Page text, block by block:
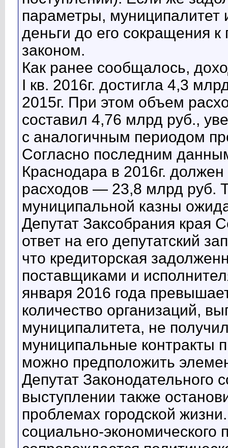
параметры, муниципалитет
деньги до его сокращения
законом.
Как ранее сообщалось,
I кв. 2016г. достигла 4,3
2015г. При этом объем
составил 4,76 млрд руб.,
с аналогичным периодом
Согласно последним
Краснодара в 2016г.
расходов — 23,8 млрд руб.
муниципальной казны
Депутат Заксобрания края
ответ на его депутатский
что кредиторская
поставщиками и
января 2016 года
количество организаций,
муниципалитета, не
муниципальные контракты
можно предположить
Депутат Законодательного
выступлении также
проблемах городской
социально-экономического